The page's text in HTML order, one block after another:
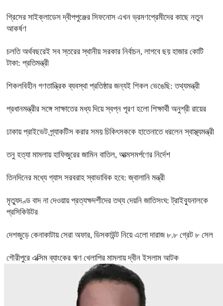
গ্রিসের সাইক্লাডেস দ্বীপপুঞ্জের সিফনোস এখন ভ্রমণপ্রেমীদের কাছে নতুন
আকর্ষণ
চলতি অর্থবছরেই সব স্তরের স্থানীয় সরকার নির্বাচন, লাগবে ছয় হাজার কোটি
টাকা: প্রতিমন্ত্রী
শিকলবিহীন গণতান্ত্রিক ব্যবস্থা প্রতিষ্ঠার জন্যই শিকল ভেঙেছি: তথ্যমন্ত্রী
প্রধানমন্ত্রীর সঙ্গে সাক্ষাতের মধ্য দিয়ে স্বপ্ন পূরণ হলো শিক্ষার্থী অনুশ্রী রায়ের
ঢাকায় প্রাইভেট প্র্যাকটিস করার সময় চিকিৎসককে হাতেনাতে ধরলেন স্বাস্থ্যমন্ত্রী
তনু হত্যা মামলায় হাফিজুরের জামিন বাতিল, আত্মসমর্পণের নির্দেশ
তিনদিনের মধ্যে গ্যাস সরবরাহ স্বাভাবিক হবে: জ্বালানি মন্ত্রী
মৃত্যুদণ্ড বাদ না দেওয়ায় প্রত্যক্ষদর্শীদের তথ্য দেয়নি জাতিসংঘ: ট্রাইব্যুনালকে
প্রসিকিউটর
দেশজুড়ে কেনাকাটায় সেরা অফার, ডিসকাউন্ট নিয়ে এলো দারাজ ৮.৮ গ্রেট ৮ সেল
গৌরীপুরে এক্সিম ব্যাংকের ঋণ খেলাপির মামলায় দ্বীন ইসলাম আটক